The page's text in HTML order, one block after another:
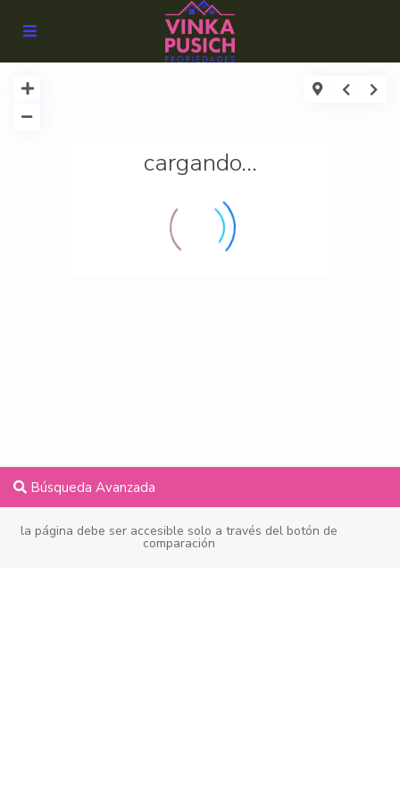
cargando...
Búsqueda Avanzada
la página debe ser accesible solo a través del botón de
comparación